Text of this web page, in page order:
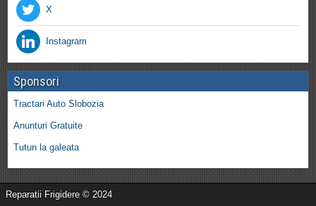
X
Instagram
Sponsori
Tractari Auto Slobozia
Anunturi Gratuite
Tutun la galeata
Reparatii Frigidere © 2024